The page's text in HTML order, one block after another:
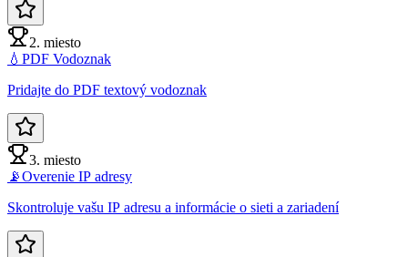
2. miesto
💧 PDF Vodoznak
Pridajte do PDF textový vodoznak
3. miesto
📡Overenie IP adresy
Skontroluje vašu IP adresu a informácie o sieti a zariadení